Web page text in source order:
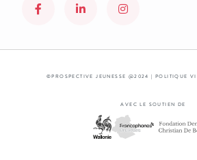
©PROSPECTIVE JEUNESSE @2024 | POLITIQUE
AVEC LE SOUTIEN DE